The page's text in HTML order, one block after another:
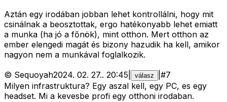
Aztán egy irodában jobban lehet kontrollálni, hogy mit
csinálnak a beosztottak, ergo hatékonyabb lehet emiatt
a munka (ha jó a főnök), mint otthon. Mert otthon az
ember elengedi magát és bizony hazudik ha kell, amikor
nagyon nem a munkával foglalkozik.
© Sequoyah2024. 02. 27.. 20:45 válasz #7
Milyen infrastruktura? Egy aszal kell, egy PC, es egy
headset. Mi a kevesbe profi egy otthoni irodaban.